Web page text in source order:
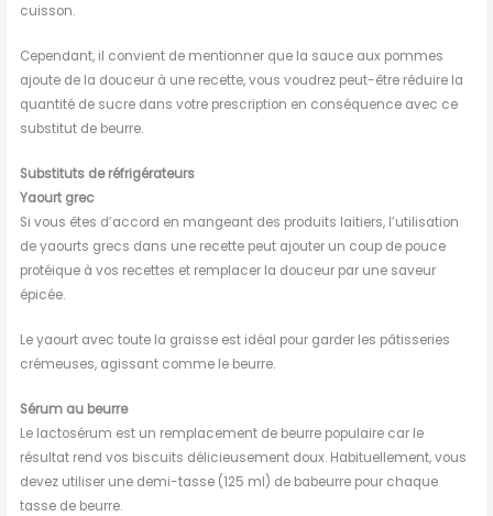
cuisson.
Cependant, il convient de mentionner que la sauce aux pommes
ajoute de la douceur à une recette, vous voudrez peut-être réduire la
quantité de sucre dans votre prescription en conséquence avec ce
substitut de beurre.
Substituts de réfrigérateurs
Yaourt grec
Si vous êtes d’accord en mangeant des produits laitiers, l’utilisation
de yaourts grecs dans une recette peut ajouter un coup de pouce
protéique à vos recettes et remplacer la douceur par une saveur
épicée.
Le yaourt avec toute la graisse est idéal pour garder les pâtisseries
crémeuses, agissant comme le beurre.
Sérum au beurre
Le lactosérum est un remplacement de beurre populaire car le
résultat rend vos biscuits délicieusement doux. Habituellement, vous
devez utiliser une demi-tasse (125 ml) de babeurre pour chaque
tasse de beurre.